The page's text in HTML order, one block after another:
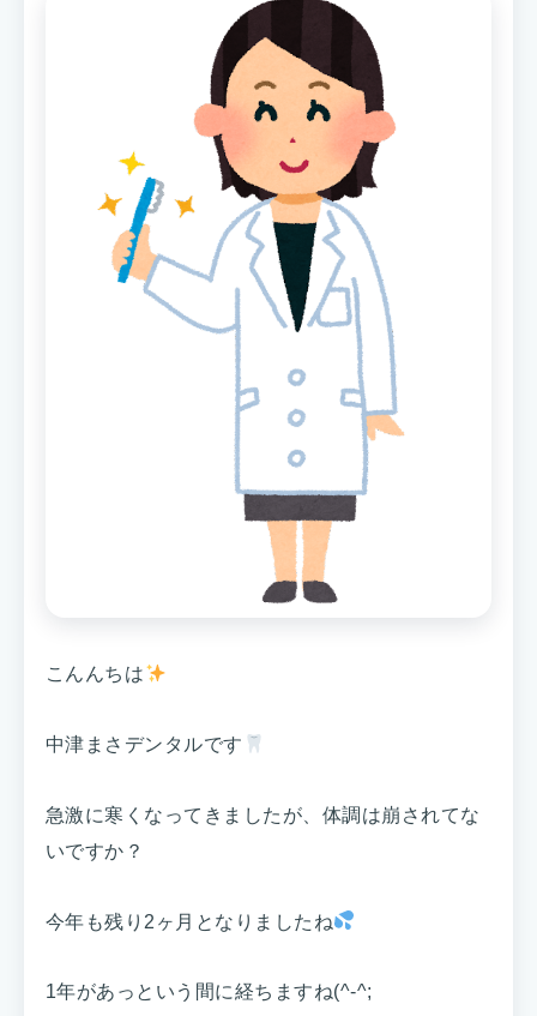
こんんちは
中津まさデンタルです
急激に寒くなってきましたが、体調は崩されてな
いですか？
今年も残り2ヶ月となりましたね
1年があっという間に経ちますね(^-^;